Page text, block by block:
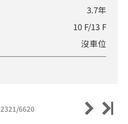
3.7年
10 F/13 F
沒車位
2321/6620